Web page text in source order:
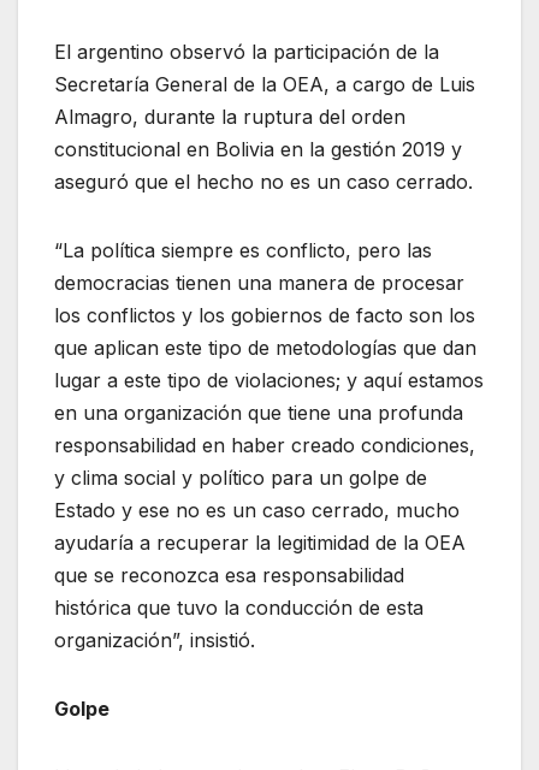
El argentino observó la participación de la
Secretaría General de la OEA, a cargo de Luis
Almagro, durante la ruptura del orden
constitucional en Bolivia en la gestión 2019 y
aseguró que el hecho no es un caso cerrado.
“La política siempre es conflicto, pero las
democracias tienen una manera de procesar
los conflictos y los gobiernos de facto son los
que aplican este tipo de metodologías que dan
lugar a este tipo de violaciones; y aquí estamos
en una organización que tiene una profunda
responsabilidad en haber creado condiciones,
y clima social y político para un golpe de
Estado y ese no es un caso cerrado, mucho
ayudaría a recuperar la legitimidad de la OEA
que se reconozca esa responsabilidad
histórica que tuvo la conducción de esta
organización”, insistió.
Golpe